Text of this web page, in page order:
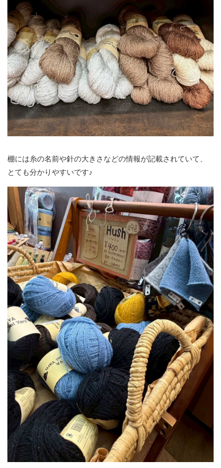
棚には糸の名前や針の大きさなどの情報が記載されていて、
とても分かりやすいです♪